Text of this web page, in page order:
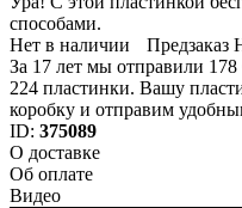
способами.
Нет в наличии
Предзаказ
За 17 лет мы отправили
224 пластинки. Вашу
коробку и отправим
ID: 375089
О доставке
Об оплате
Видео